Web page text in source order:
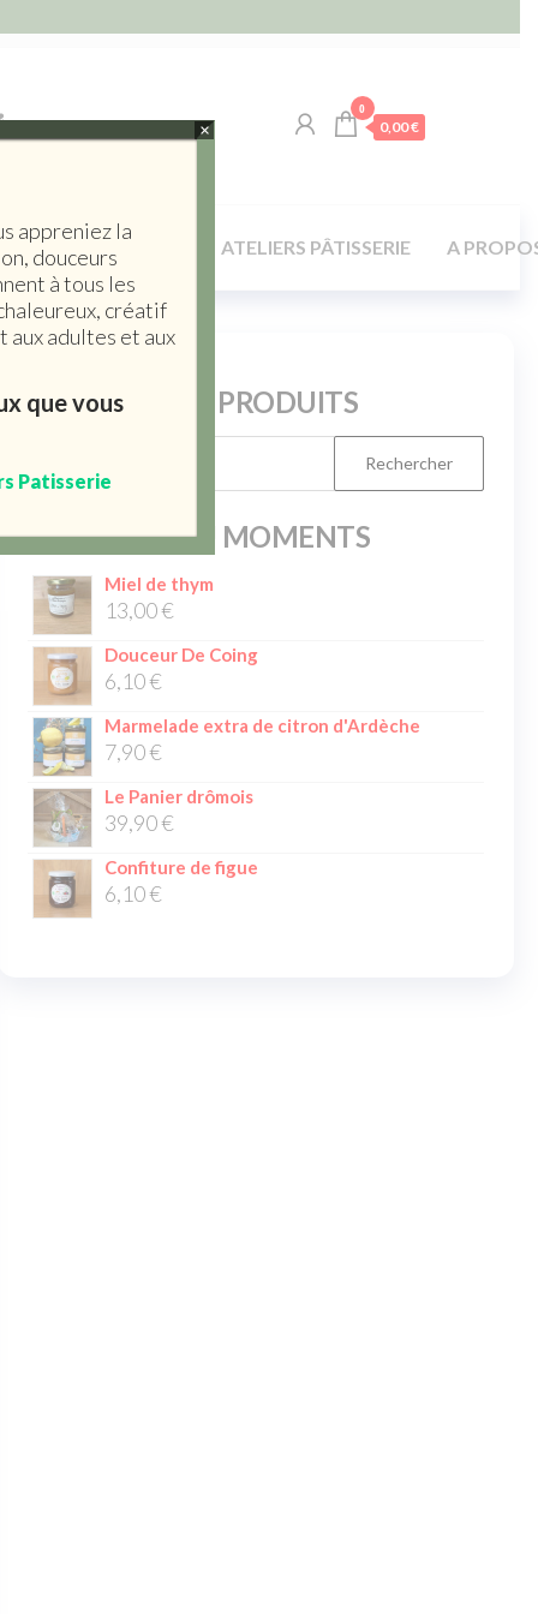
0
0,00 €
TABLE / MAISON ATELIERS PÂTISSERIE A
RERCHERCHE PRODUITS
PRODUITS DU MOMENTS
Miel de thym
13,00€
Douceur De Coing
6,10€
Marmelade extra de citron d'Ardèche
7,90€
Le Panier drômois
39,90€
Confiture de figue
6,10€
appreniez la
douceurs
à tous les
créatif
aux adultes et aux
que vous
Patisserie
×